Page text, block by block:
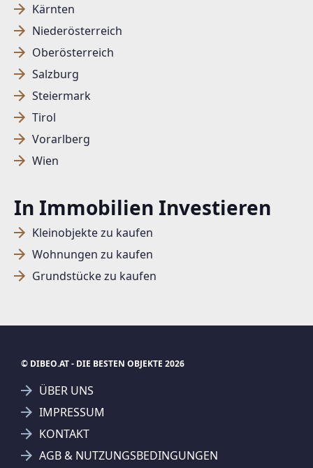
Kärnten
Niederösterreich
Oberösterreich
Salzburg
Steiermark
Tirol
Vorarlberg
Wien
In Immobilien Investieren
Kleinobjekte zu kaufen
Wohnungen zu kaufen
Grundstücke zu kaufen
Jetzt Suchagent anlegen
SUCHAGENT ANLEGEN FÜR DIE
AKTUELLEN SUCHKRITERIEN
Dieser Filter wird viele Treffer erzeugen. Bitte setzen
Sie weitere Filter!
© DIBEO.AT - DIE BESTEN OBJEKTE 2026
ÜBER UNS
IMPRESSUM
KONTAKT
AGB & NUTZUNGSBEDINGUNGEN